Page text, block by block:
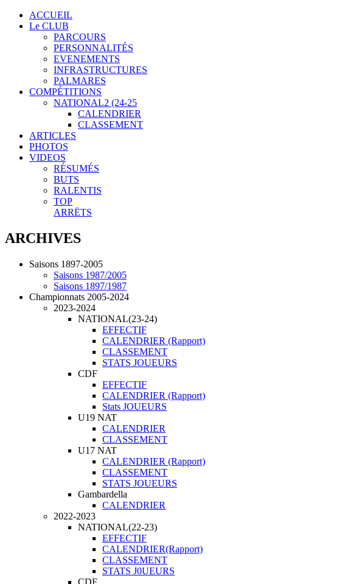
ACCUEIL
Le CLUB
PARCOURS
PERSONNALITÉS
EVENEMENTS
INFRASTRUCTURES
PALMARES
COMPÉTITIONS
NATIONAL2 (24-25
CALENDRIER
CLASSEMENT
ARTICLES
PHOTOS
VIDEOS
RÉSUMÉS
BUTS
RALENTIS
TOP
ARRËTS
ARCHIVES
Saisons 1897-2005
Saisons 1987/2005
Saisons 1897/1987
Championnats 2005-2024
2023-2024
NATIONAL(23-24)
EFFECTIF
CALENDRIER (Rapport)
CLASSEMENT
STATS JOUEURS
CDF
EFFECTIF
CALENDRIER (Rapport)
Stats JOUEURS
U19 NAT
CALENDRIER
CLASSEMENT
U17 NAT
CALENDRIER (Rapport)
CLASSEMENT
STATS JOUEURS
Gambardella
CALENDRIER
2022-2023
NATIONAL(22-23)
EFFECTIF
CALENDRIER(Rapport)
CLASSEMENT
STATS J0UEURS
CDF